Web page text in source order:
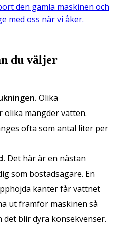
den gamla maskinen och
med oss när vi åker.
du väljer
Olika
mängder vatten.
ofta som antal liter per
Det här är en nästan
som bostadsägare. En
kanter får vattnet
ut framför maskinen så
blir dyra konsekvenser.